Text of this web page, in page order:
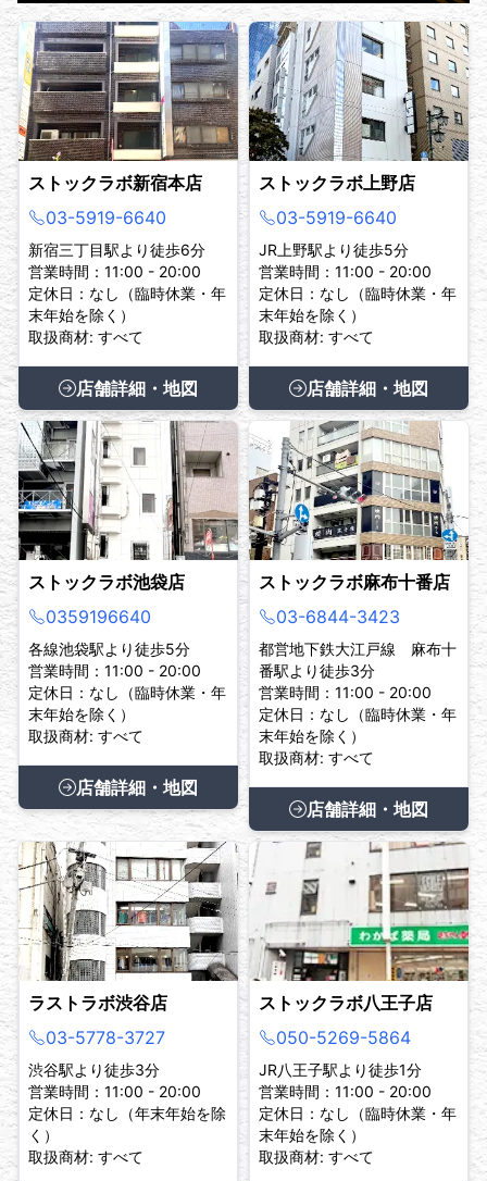
ストックラボ新宿本店
03-5919-6640
新宿三丁目駅より徒歩6分
営業時間：11:00 - 20:00
定休日：なし（臨時休業・年
末年始を除く）
取扱商材: すべて
店舗詳細・地図
ストックラボ上野店
03-5919-6640
JR上野駅より徒歩5分
営業時間：11:00 - 20:00
定休日：なし（臨時休業・年
末年始を除く）
取扱商材: すべて
店舗詳細・地図
ストックラボ池袋店
0359196640
各線池袋駅より徒歩5分
営業時間：11:00 - 20:00
定休日：なし（臨時休業・年
末年始を除く）
取扱商材: すべて
店舗詳細・地図
ストックラボ麻布十番店
03-6844-3423
都営地下鉄大江戸線 麻布十
番駅より徒歩3分
営業時間：11:00 - 20:00
定休日：なし（臨時休業・年
末年始を除く）
取扱商材: すべて
店舗詳細・地図
ラストラボ渋谷店
03-5778-3727
渋谷駅より徒歩3分
営業時間：11:00 - 20:00
定休日：なし（年末年始を除
く）
取扱商材: すべて
ストックラボ八王子店
050-5269-5864
JR八王子駅より徒歩1分
営業時間：11:00 - 20:00
定休日：なし（臨時休業・年
末年始を除く）
取扱商材: すべて